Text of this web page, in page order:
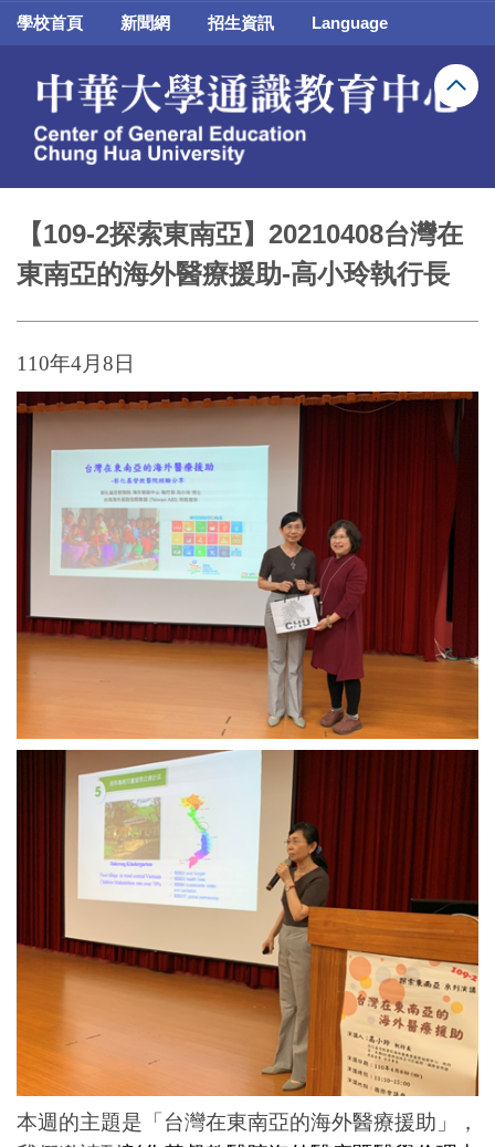
跳
學校首頁 新聞網 招生資訊 Language
【109-2探索東南亞】20210408台灣在
東南亞的海外醫療援助-高小玲執行長
110年4月8日
本週的主題是「台灣在東南亞的海外醫療援助」，